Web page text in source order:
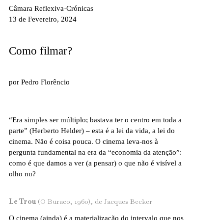
Câmara Reflexiva·Crónicas
13 de Fevereiro, 2024
Como filmar?
por Pedro Florêncio
“Era simples ser múltiplo; bastava ter o centro em toda a
parte” (Herberto Helder) – esta é a lei da vida, a lei do
cinema. Não é coisa pouca. O cinema leva-nos à
pergunta fundamental na era da “economia da atenção”:
como é que damos a ver (a pensar) o que não é visível a
olho nu?
Le Trou (O Buraco, 1960), de Jacques Becker
O cinema (ainda) é a materialização do intervalo que nos